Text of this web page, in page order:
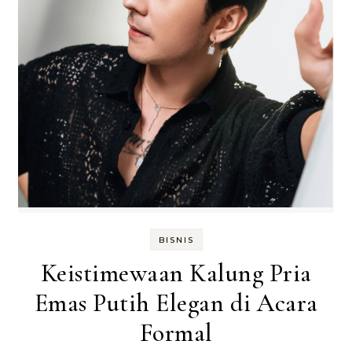
BISNIS
Keistimewaan Kalung Pria
Emas Putih Elegan di Acara
Formal